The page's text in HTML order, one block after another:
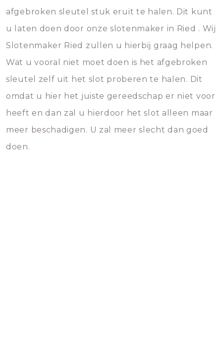
afgebroken sleutel stuk eruit te halen. Dit kunt
u laten doen door onze slotenmaker in Ried . Wij
Slotenmaker Ried zullen u hierbij graag helpen.
Wat u vooral niet moet doen is het afgebroken
sleutel zelf uit het slot proberen te halen. Dit
omdat u hier het juiste gereedschap er niet voor
heeft en dan zal u hierdoor het slot alleen maar
meer beschadigen. U zal meer slecht dan goed
doen.